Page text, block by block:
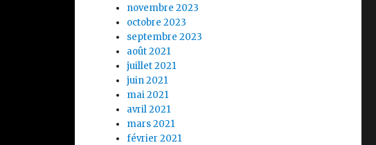
novembre 2023
octobre 2023
septembre 2023
août 2021
juillet 2021
juin 2021
mai 2021
avril 2021
mars 2021
février 2021